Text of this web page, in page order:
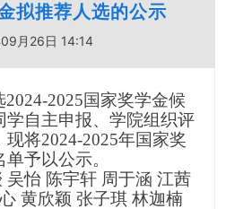
拟推荐人选的公示
月26日 14:14
2024-2025国家奖学金候
学自主申报、学院组织评
现将2024-2025年国家奖
予以公示。
吴怡 陈宇轩 周于涵 江茜
黄欣颖 张子琪 林迦楠